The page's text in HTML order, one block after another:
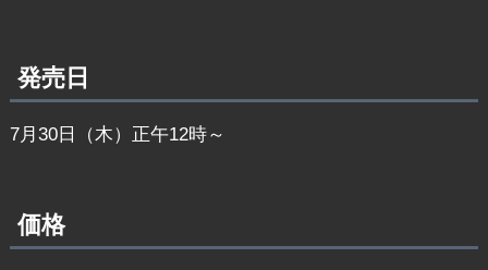
発売日
7月30日（木）正午12時～
価格